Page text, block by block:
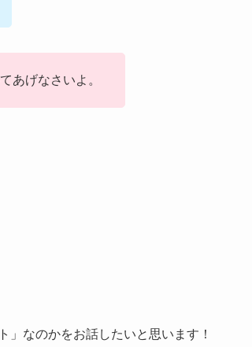
あげなさいよ。
なのかをお話したいと思います！